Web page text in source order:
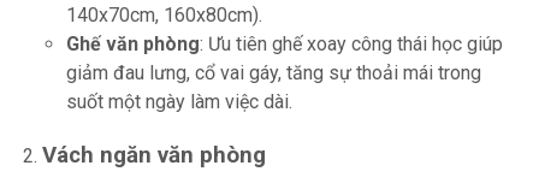
140x70cm, 160x80cm).
Ghế văn phòng: Ưu tiên ghế xoay công thái học giúp
giảm đau lưng, cổ vai gáy, tăng sự thoải mái trong
suốt một ngày làm việc dài.
Vách ngăn văn phòng